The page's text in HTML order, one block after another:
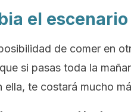
el escenario
de comer en
si pasas toda la
ella, te costará mucho